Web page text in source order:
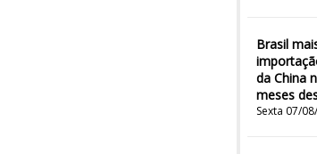
Brasil
da China
meses
Sexta 07/